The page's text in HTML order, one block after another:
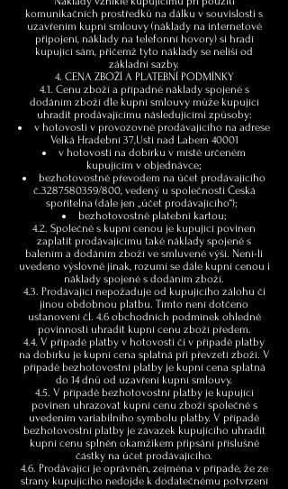
komunikačních prostředků na dálku v souvislosti s
uzavřením kupní smlouvy (náklady na internetové
připojení, náklady na telefonní hovory) si hradí
kupující sám, přičemž tyto náklady se neliší od
základní sazby.
4. CENA ZBOŽÍ A PLATEBNÍ PODMÍNKY
4.1. Cenu zboží a případné náklady spojené s
dodáním zboží dle kupní smlouvy může kupující
uhradit prodávajícímu následujícími způsoby:
v hotovosti v provozovně prodávajícího na adrese
Velká Hradební 37,Usti nad Labem 40001
v hotovosti na dobírku v místě určeném
kupujícím v objednávce;
bezhotovostně převodem na účet prodávajícího
č.3287580359/800, vedený u společnosti Česká
spořitelna (dále jen „účet prodávajícího“);
bezhotovostně platební kartou;
4.2. Společně s kupní cenou je kupující povinen
zaplatit prodávajícímu také náklady spojené s
balením a dodáním zboží ve smluvené výši. Není-li
uvedeno výslovně jinak, rozumí se dále kupní cenou i
náklady spojené s dodáním zboží.
4.3. Prodávající nepožaduje od kupujícího zálohu či
jinou obdobnou platbu. Tímto není dotčeno
ustanovení čl. 4.6 obchodních podmínek ohledně
povinnosti uhradit kupní cenu zboží předem.
4.4. V případě platby v hotovosti či v případě platby
na dobírku je kupní cena splatná při převzetí zboží. V
případě bezhotovostní platby je kupní cena splatná
do 14 dnů od uzavření kupní smlouvy.
4.5. V případě bezhotovostní platby je kupující
povinen uhrazovat kupní cenu zboží společně s
uvedením variabilního symbolu platby. V případě
bezhotovostní platby je závazek kupujícího uhradit
kupní cenu splněn okamžikem připsání příslušné
částky na účet prodávajícího.
4.6. Prodávající je oprávněn, zejména v případě, že ze
strany kupujícího nedojde k dodatečnému potvrzení